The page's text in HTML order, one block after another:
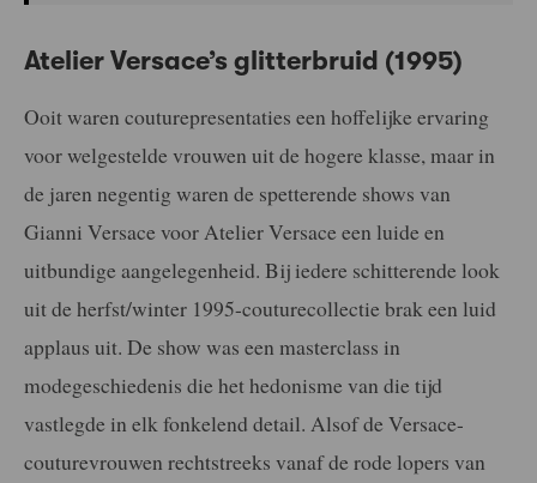
Atelier Versace’s glitterbruid (1995)
Ooit waren couturepresentaties een hoffelijke ervaring
voor welgestelde vrouwen uit de hogere klasse, maar in
de jaren negentig waren de spetterende shows van
Gianni Versace voor Atelier Versace een luide en
uitbundige aangelegenheid. Bij iedere schitterende look
uit de herfst/winter 1995-couturecollectie brak een luid
applaus uit. De show was een masterclass in
modegeschiedenis die het hedonisme van die tijd
vastlegde in elk fonkelend detail. Alsof de Versace-
couturevrouwen rechtstreeks vanaf de rode lopers van